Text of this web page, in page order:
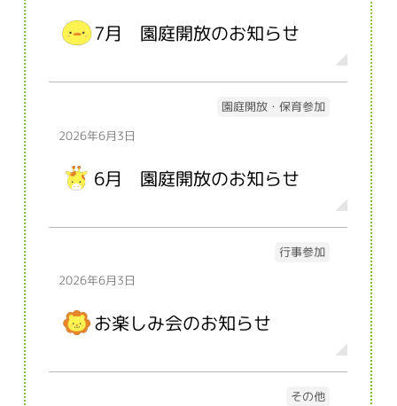
7月 園庭開放のお知らせ
園庭開放・保育参加
2026年6月3日
6月 園庭開放のお知らせ
行事参加
2026年6月3日
お楽しみ会のお知らせ
その他